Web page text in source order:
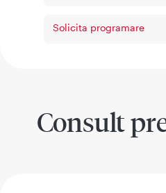
Solicita programare
Consult